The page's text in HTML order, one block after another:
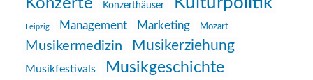
Konzerte Konzerthäuser
Leipzig Management Marketing Mozart
Musikermedizin Musikerziehung
Musikfestivals Musikgeschichte